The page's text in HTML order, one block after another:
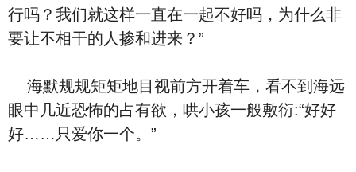
行吗？我们就这样一直在一起不好吗，为什么非
要让不相干的人掺和进来？”
海默规规矩矩地目视前方开着车，看不到海远
眼中几近恐怖的占有欲，哄小孩一般敷衍:“好好
好……只爱你一个。”